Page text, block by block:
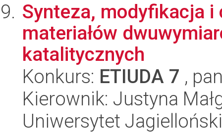
Synteza, modyfikacja
materiałów
katalitycznych
Konkurs: ETIUDA 7 ,
Kierownik: Justyna
Uniwersytet